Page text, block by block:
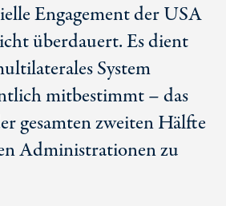
Engagement der USA
überdauert. Es dient
System
mitbestimmt – das
gesamten zweiten Hälfte
Administrationen zu